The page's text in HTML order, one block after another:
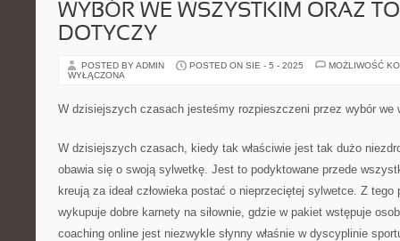
WYBÓR WE WSZYSTKIM ORAZ
DOTYCZY
POSTED BY ADMIN POSTED ON SIE - 5 - 2025
MOŻLIWOŚĆ
WYŁĄCZONA
W dzisiejszych czasach jesteśmy rozpieszczeni przez wybór
W dzisiejszych czasach, kiedy tak właściwie jest tak dużo
obawia się o swoją sylwetkę. Jest to podyktowane przede
kreują za ideał człowieka postać o nieprzeciętej sylwetce. Z
wykupuje dobre karnety na siłownie, gdzie w pakiet wstępuje
coaching online jest niezwykle słynny właśnie w dyscyplinie